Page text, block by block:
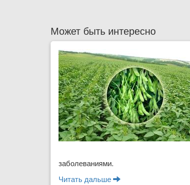
Может быть интересно
заболеваниями.
Читать дальше